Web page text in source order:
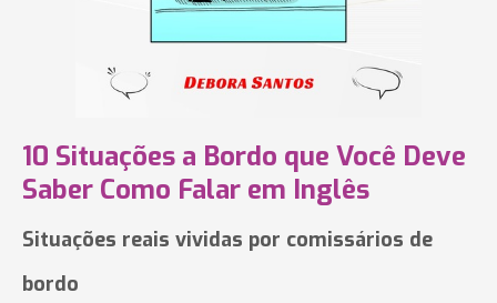
10 Situações a Bordo que Você Deve
Saber Como Falar em Inglês
Situações reais vividas por comissários de
bordo